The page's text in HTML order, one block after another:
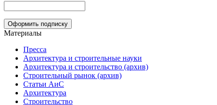
Материалы
Пресса
Архитектура и строительные науки
Архитектура и строительство (архив)
Строительный рынок (архив)
Статьи АиС
Архитектура
Строительство